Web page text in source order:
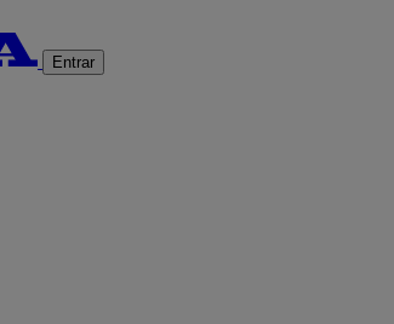
Entrar